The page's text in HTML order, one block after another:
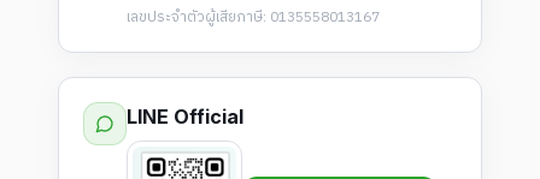
เลขประจำตัวผู้เสียภาษี: 0135558013167
LINE Official